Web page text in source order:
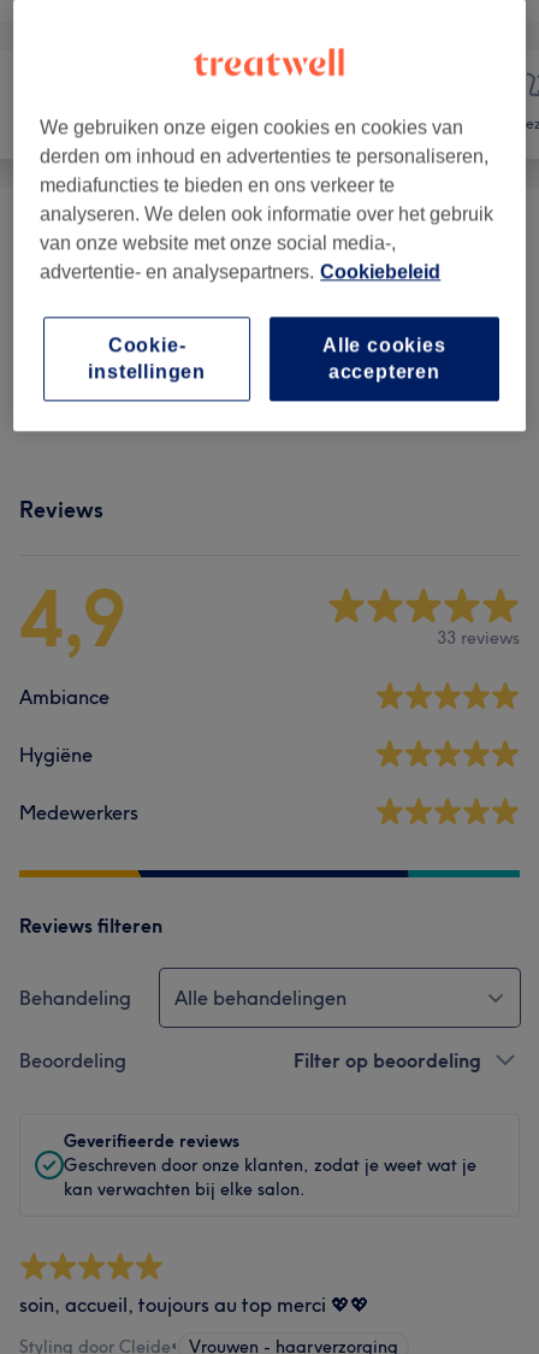
Haar Nagels
Manucure Et Pédicure (3)
Beauté Des Mains vanaf €30
Reviews
4,9 33 reviews
Ambiance
Hygiëne
Medewerkers
Reviews filteren
Behandeling Alle behandelingen
Beoordeling Filter op beoordeling
Geverifieerde reviews
Geschreven door onze klanten, zodat je weet wat je
kan verwachten bij elke salon.
soin, accueil, toujours au top merci 💖💖
Styling door Cleide• Vrouwen - haarverzorging
We gebruiken onze eigen cookies en cookies van
derden om inhoud en advertenties te personaliseren,
mediafuncties te bieden en ons verkeer te
analyseren. We delen ook informatie over het gebruik
van onze website met onze social media-,
advertentie- en analysepartners. Cookiebeleid
Alle cookies
accepteren
Cookie-
instellingen